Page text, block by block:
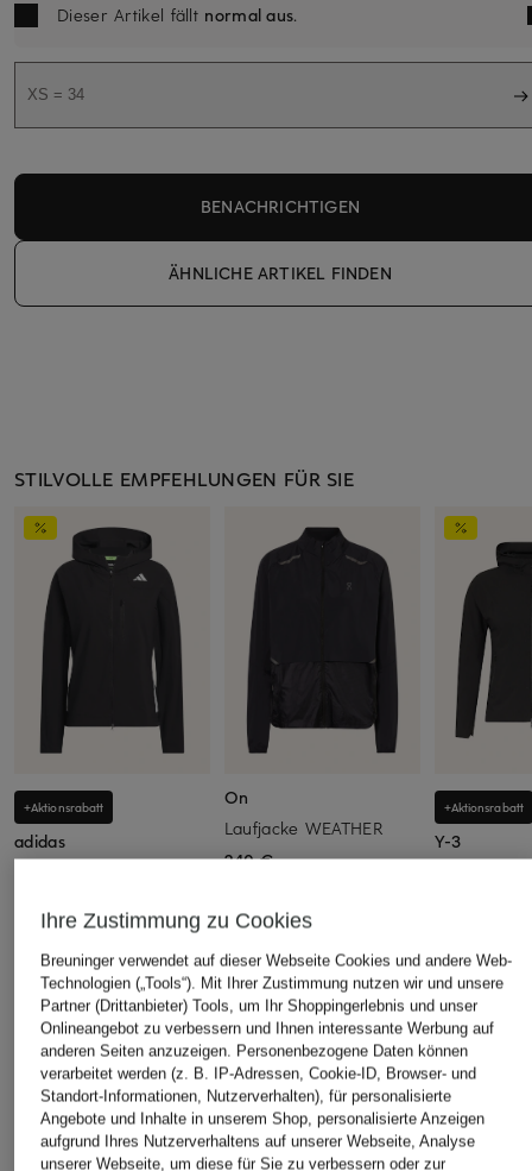
Dieser Artikel fällt normal aus.
XS = 34
BENACHRICHTIGEN
ÄHNLICHE ARTIKEL FINDEN
STILVOLLE EMPFEHLUNGEN FÜR SIE
+Aktionsrabatt
adidas
89,99 €
On
Laufjacke WEATHER
240 €
+Aktionsrabatt
Y-3
Ursprünglich:
ÄHNLICHE ARTIKEL ENTDECKEN
Ihre Zustimmung zu Cookies
Breuninger verwendet auf dieser Webseite Cookies und andere Web-
Technologien („Tools“). Mit Ihrer Zustimmung nutzen wir und unsere
Partner (Drittanbieter) Tools, um Ihr Shoppingerlebnis und unser
Onlineangebot zu verbessern und Ihnen interessante Werbung auf
anderen Seiten anzuzeigen. Personenbezogene Daten können
verarbeitet werden (z. B. IP-Adressen, Cookie-ID, Browser- und
Standort-Informationen, Nutzerverhalten), für personalisierte
Angebote und Inhalte in unserem Shop, personalisierte Anzeigen
aufgrund Ihres Nutzerverhaltens auf unserer Webseite, Analyse
unserer Webseite, um diese für Sie zu verbessern oder zur